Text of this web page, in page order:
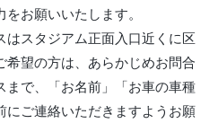
お願いいたします。
スタジアム正面入口近くに区
希望の方は、あらかじめお問合
まで、「お名前」「お車の車種
にご連絡いただきますようお願